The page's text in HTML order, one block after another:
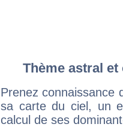
Thème astral
Prenez connaissance
sa carte du ciel, un
calcul de ses